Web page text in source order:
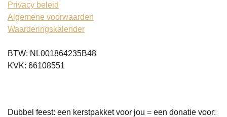
Privacy beleid
Algemene voorwaarden
Waarderingskalender
BTW: NL001864235B48
KVK: 66108551
Dubbel feest: een kerstpakket voor jou = een donatie voor: